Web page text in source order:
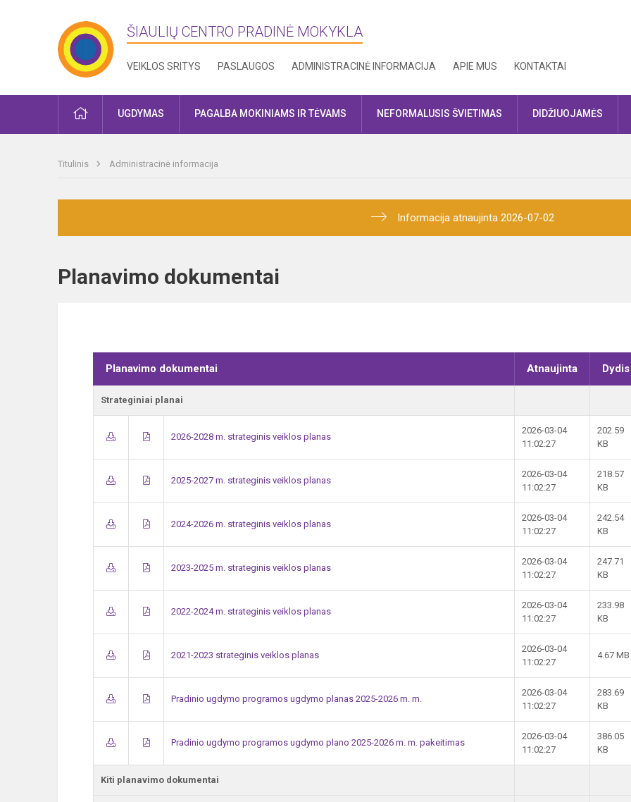
ŠIAULIŲ CENTRO PRADINĖ MOKYKLA
VEIKLOS SRITYS PASLAUGOS ADMINISTRACINĖ INFORMACIJA APIE MUS KONTAKTAI
PRADŽIAUGDYMAS PAGALBA MOKINIAMS IR TĖVAMS NEFORMALUSIS ŠVIETIMAS DIDŽIUOJAMĖS
Titulinis Administracinė informacija
Informacija atnaujinta 2026-07-02
Planavimo dokumentai
Planavimo dokumentai Atnaujinta Dydis
Strateginiai planai
2026-2028 m. strateginis veiklos planas
2026-03-04
11:02:27
202.59
KB
2025-2027 m. strateginis veiklos planas
2026-03-04
11:02:27
218.57
KB
2024-2026 m. strateginis veiklos planas
2026-03-04
11:02:27
242.54
KB
2023-2025 m. strateginis veiklos planas
2026-03-04
11:02:27
247.71
KB
2022-2024 m. strateginis veiklos planas
2026-03-04
11:02:27
233.98
KB
2021-2023 strateginis veiklos planas
2026-03-04
11:02:27
4.67 MB
Pradinio ugdymo programos ugdymo planas 2025-2026 m. m.
2026-03-04
11:02:27
283.69
KB
Pradinio ugdymo programos ugdymo plano 2025-2026 m. m. pakeitimas
2026-03-04
11:02:27
386.05
KB
Kiti planavimo dokumentai